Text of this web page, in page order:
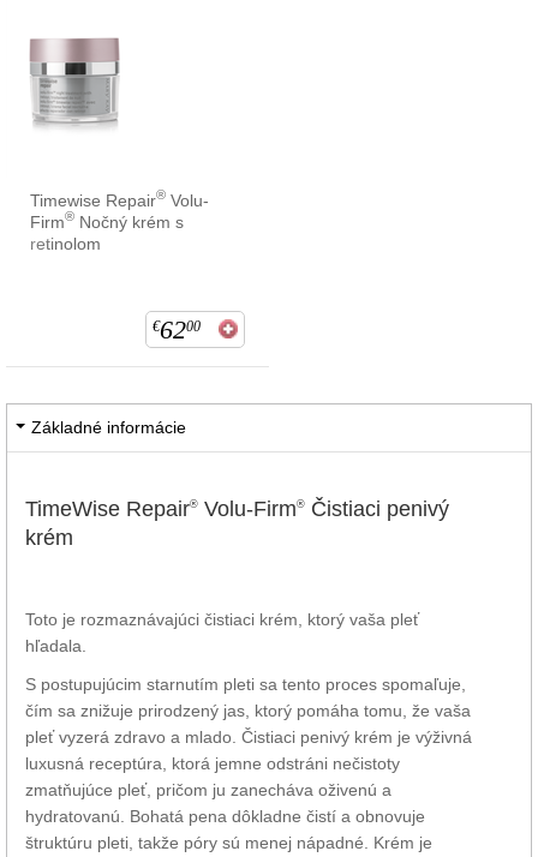
Timewise Repair® Volu-
Firm® Nočný krém s
retinolom
€6200
Základné informácie
TimeWise Repair® Volu-Firm® Čistiaci penivý
krém
Toto je rozmaznávajúci čistiaci krém, ktorý vaša pleť
hľadala.
S postupujúcim starnutím pleti sa tento proces spomaľuje,
čím sa znižuje prirodzený jas, ktorý pomáha tomu, že vaša
pleť vyzerá zdravo a mlado. Čistiaci penivý krém je výživná
luxusná receptúra, ktorá jemne odstráni nečistoty
zmatňujúce pleť, pričom ju zanecháva oživenú a
hydratovanú. Bohatá pena dôkladne čistí a obnovuje
štruktúru pleti, takže póry sú menej nápadné. Krém je